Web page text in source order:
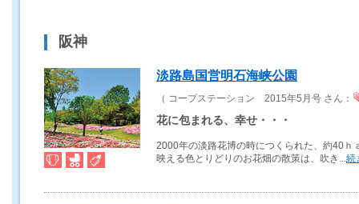
阪神
淡路島国営明石海峡公園
（ コープステーション 2015年5月号 さん：
花に包まれる、幸せ・・・
2000年の淡路花博の時につくられた、約40ｈ
映える色とりどりのお花畑の散策は、吹き... 続